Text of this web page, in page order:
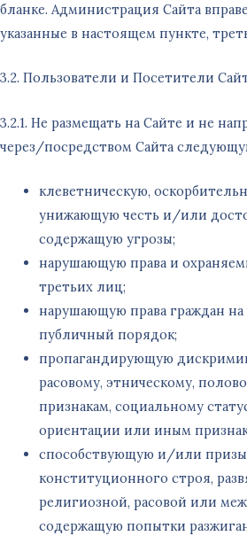
бланке. Администрация Сайта
указанные в настоящем пункте,
3.2. Пользователи и Посетители
3.2.1. Не размещать на Сайте и не
через/посредством Сайта
клеветническую,
унижающую честь и/или
содержащую угрозы;
нарушающую права и
третьих лиц;
нарушающую права граждан
публичный порядок;
пропагандирующую
расовому, этническому,
признакам, социальному
ориентации или иным
способствующую и/или
конституционного строя,
религиозной, расовой или
содержащую попытки